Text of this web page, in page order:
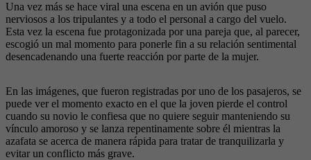
Una vez más se hace viral una escena en un avión que puso
nerviosos a los tripulantes y a todo el personal a cargo del vuelo.
Esta vez la escena fue protagonizada por una pareja que, al parecer,
escogió un mal momento para ponerle fin a su relación sentimental
desencadenando una fuerte reacción por parte de la mujer.
En las imágenes, que fueron registradas por uno de los pasajeros, se
puede ver el momento exacto en el que la joven pierde el control
cuando su novio le confiesa que no quiere seguir manteniendo su
vínculo amoroso y se lanza repentinamente sobre él mientras la
azafata se acerca de manera rápida para tratar de tranquilizarla y
evitar un conflicto más grave.